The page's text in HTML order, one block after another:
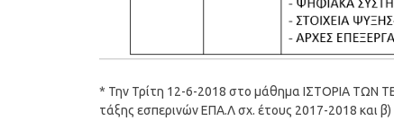
* Την Τρίτη 12-6-2018 στο μάθημα ΙΣΤΟΡΙΑ ΤΩΝ
τάξης εσπερινών ΕΠΑ.Λ σχ. έτους 2017-2018 και